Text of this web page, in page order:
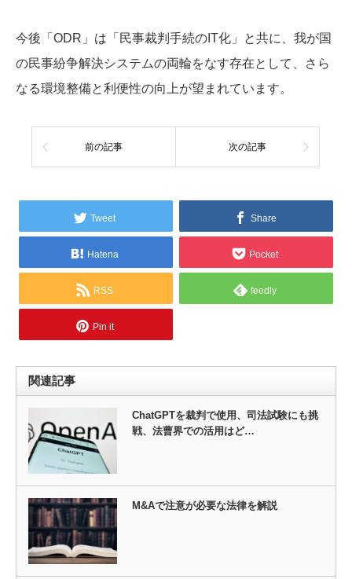
今後「ODR」は「民事裁判手続のIT化」と共に、我が国
の民事紛争解決システムの両輪をなす存在として、さら
なる環境整備と利便性の向上が望まれています。
前の記事 次の記事
Tweet Share
Hatena Pocket
RSS feedly
Pin it
関連記事
ChatGPTを裁判で使用、司法試験にも挑
戦、法曹界での活用はど…
M&Aで注意が必要な法律を解説